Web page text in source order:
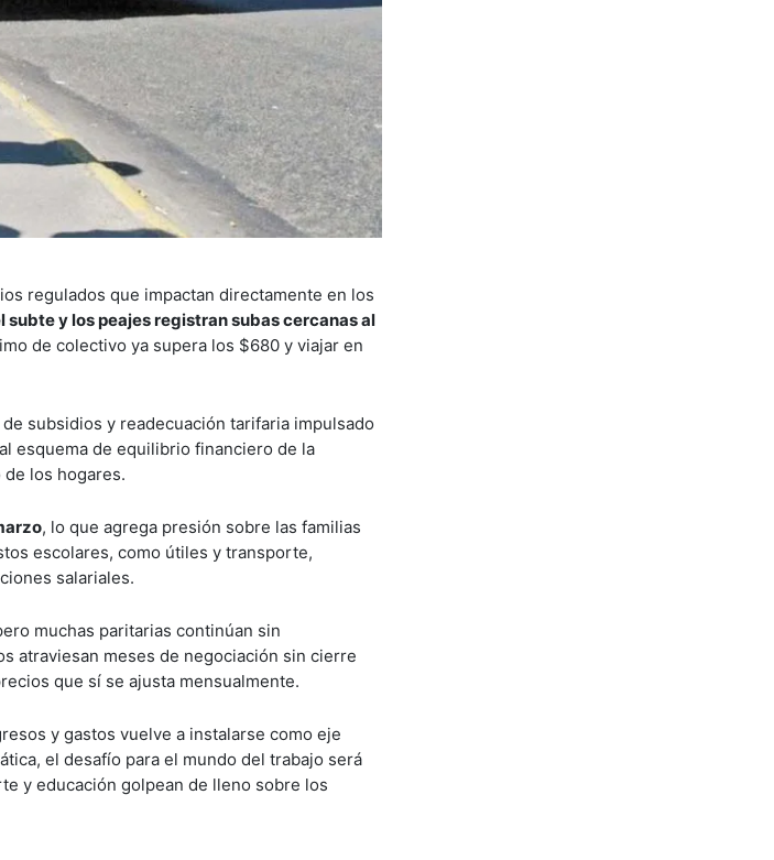
regulados que impactan directamente en los
subte y los peajes registran subas cercanas al
de colectivo ya supera los $680 y viajar en
subsidios y readecuación tarifaria impulsado
esquema de equilibrio financiero de la
los hogares.
, lo que agrega presión sobre las familias
escolares, como útiles y transporte,
salariales.
muchas paritarias continúan sin
atraviesan meses de negociación sin cierre
que sí se ajusta mensualmente.
y gastos vuelve a instalarse como eje
el desafío para el mundo del trabajo será
y educación golpean de lleno sobre los